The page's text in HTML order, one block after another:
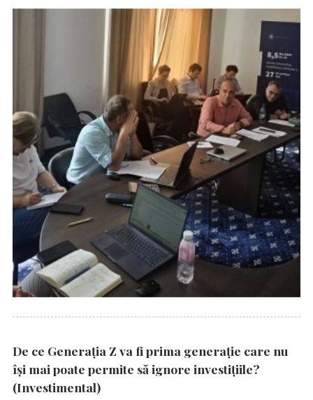
De ce Generația Z va fi prima generație care nu
își mai poate permite să ignore investițiile?
(Investimental)